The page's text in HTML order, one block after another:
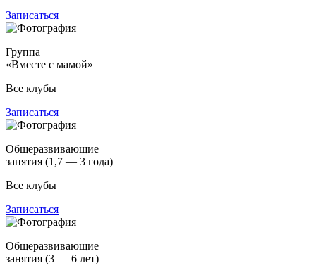
Записаться
Группа
«Вместе с мамой»
Все клубы
Записаться
Общеразвивающие
занятия (1,7 — 3 года)
Все клубы
Записаться
Общеразвивающие
занятия (3 — 6 лет)